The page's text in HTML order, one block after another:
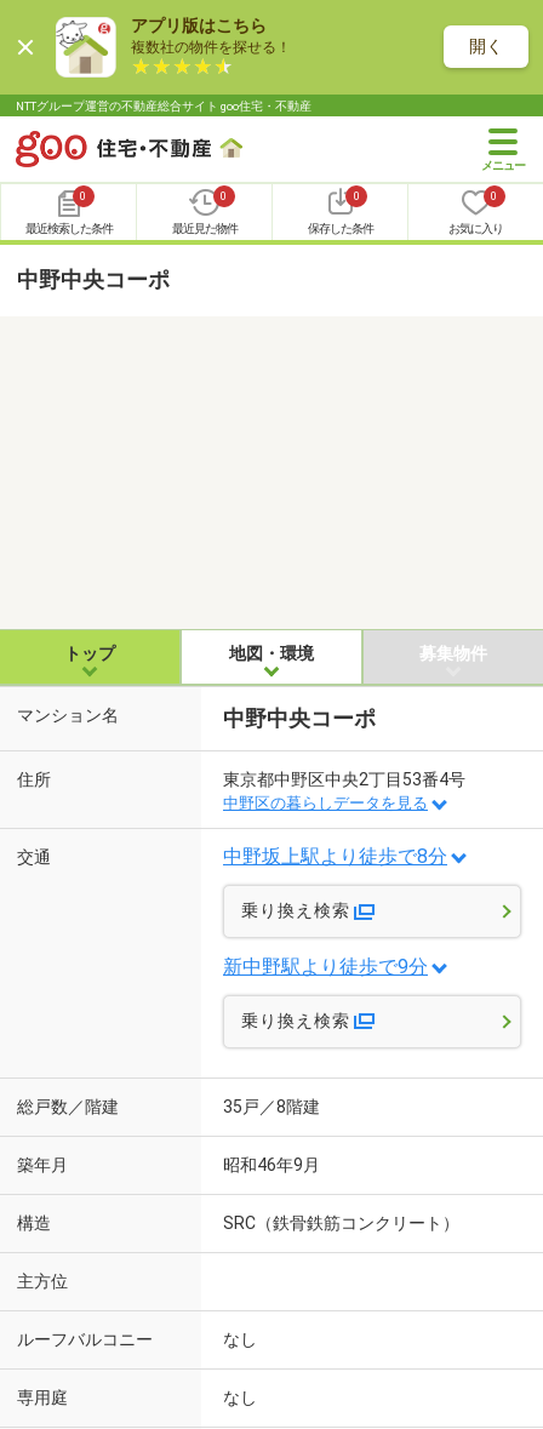
アプリ版はこちら
複数社の物件を探せる！ 開く
NTTグループ運営の不動産総合サイト goo住宅・不動産
0
最近検索した条件
0
最近見た物件
0
保存した条件
0
お気に入り
中野中央コーポ
トップ 地図・環境 募集物件
マンション名 中野中央コーポ
住所 東京都中野区中央2丁目53番4号
中野区の暮らしデータを見る
交通 中野坂上駅より徒歩で8分
乗り換え検索
新中野駅より徒歩で9分
乗り換え検索
総戸数／階建 35戸／8階建
築年月 昭和46年9月
構造 SRC（鉄骨鉄筋コンクリート）
主方位
ルーフバルコニー なし
専用庭 なし